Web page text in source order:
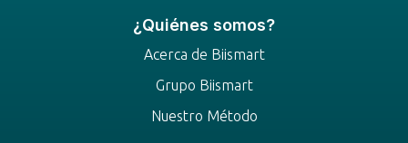
¿Quiénes somos?
Acerca de Biismart
Grupo Biismart
Nuestro Método